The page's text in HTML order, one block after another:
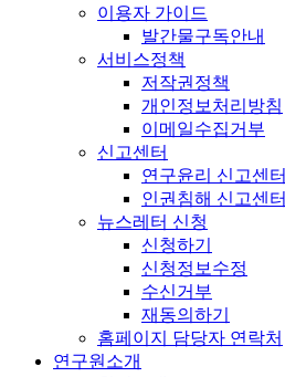
이용자 가이드
발간물구독안내
서비스정책
저작권정책
개인정보처리방침
이메일수집거부
신고센터
연구윤리 신고센터
인권침해 신고센터
뉴스레터 신청
신청하기
신청정보수정
수신거부
재동의하기
홈페이지 담당자 연락처
연구원소개